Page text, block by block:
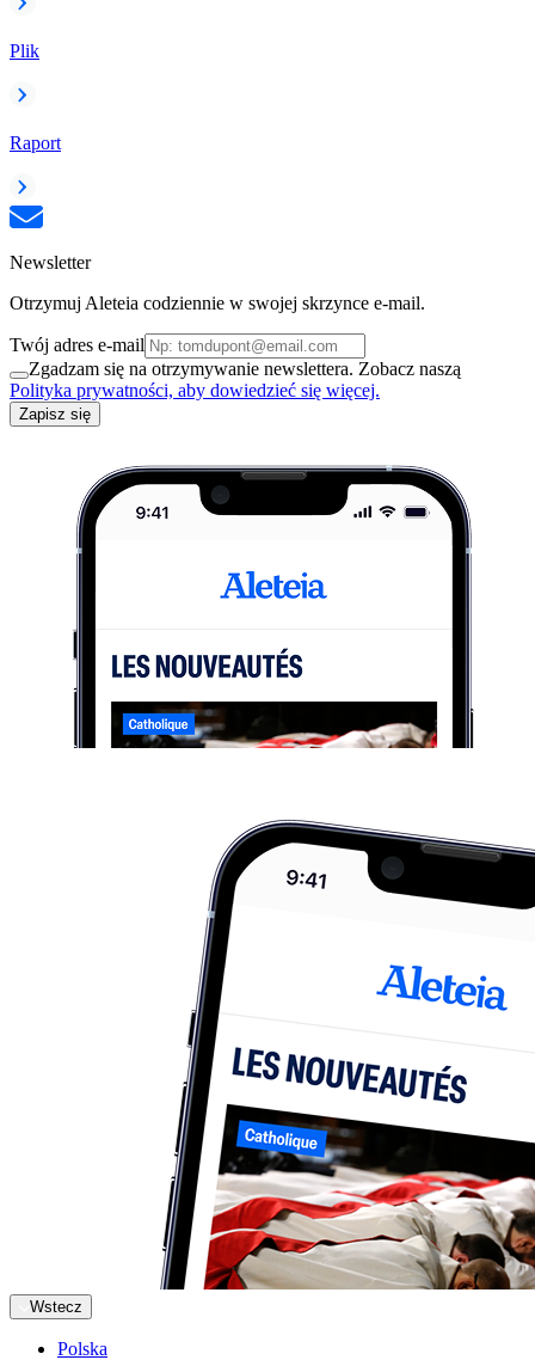
Plik
Raport
Newsletter
Otrzymuj Aleteia codziennie w swojej skrzynce e-mail.
Twój adres e-mail
Zgadzam się na otrzymywanie newslettera. Zobacz naszą
Polityka prywatności, aby dowiedzieć się więcej.
Zapisz się
Wstecz
Polska